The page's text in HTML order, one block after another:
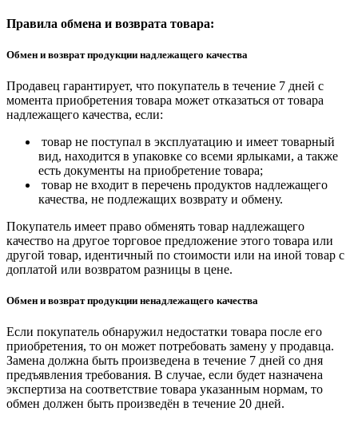
Правила обмена и возврата товара:
Обмен и возврат продукции надлежащего качества
Продавец гарантирует, что покупатель в течение 7 дней с
момента приобретения товара может отказаться от товара
надлежащего качества, если:
товар не поступал в эксплуатацию и имеет товарный
вид, находится в упаковке со всеми ярлыками, а также
есть документы на приобретение товара;
товар не входит в перечень продуктов надлежащего
качества, не подлежащих возврату и обмену.
Покупатель имеет право обменять товар надлежащего
качество на другое торговое предложение этого товара или
другой товар, идентичный по стоимости или на иной товар с
доплатой или возвратом разницы в цене.
Обмен и возврат продукции ненадлежащего качества
Если покупатель обнаружил недостатки товара после его
приобретения, то он может потребовать замену у продавца.
Замена должна быть произведена в течение 7 дней со дня
предъявления требования. В случае, если будет назначена
экспертиза на соответствие товара указанным нормам, то
обмен должен быть произведён в течение 20 дней.